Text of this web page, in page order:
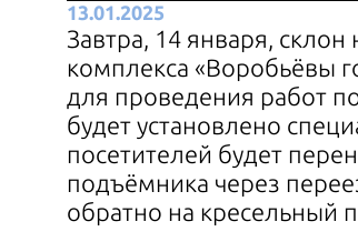
13.01.2025
Завтра, 14 января,
комплекса «Воробьёвы
для проведения работ
будет установлено
посетителей будет
подъёмника через
обратно на кресельный